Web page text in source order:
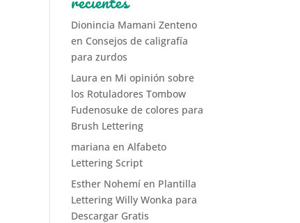
Dionincia Mamani Zenteno
en Consejos de caligrafía
para zurdos
Laura en Mi opinión sobre
los Rotuladores Tombow
Fudenosuke de colores para
Brush Lettering
mariana enAlfabeto
Lettering Script
Esther Nohemí en Plantilla
Lettering Willy Wonka para
Descargar Gratis